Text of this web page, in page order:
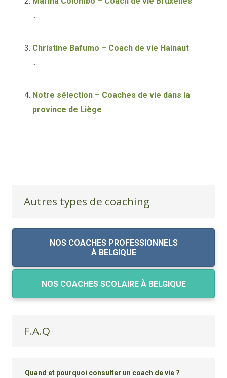
...
Christine Bafumo – Coach de vie Hainaut
...
Notre sélection – Coaches de vie dans la
province de Liège
...
Autres types de coaching
NOS COACHES PROFESSIONNELS
À BELGIQUE
NOS COACHES SCOLAIRE À BELGIQUE
F.A.Q
Quand et pourquoi consulter un coach de vie ?